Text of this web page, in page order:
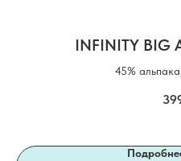
INFINITY BIG
45%